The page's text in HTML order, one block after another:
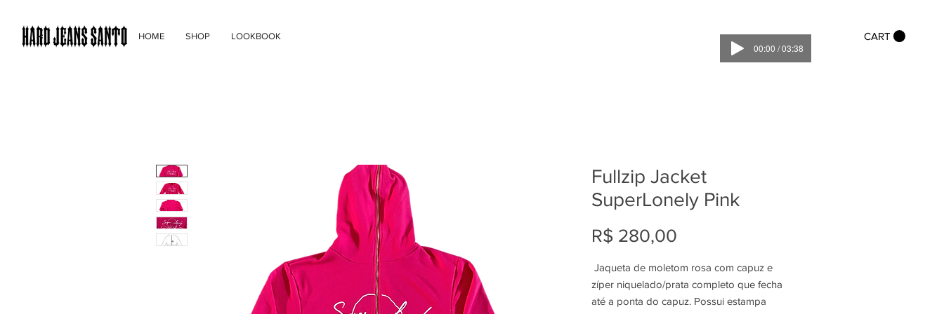
HOME SHOP LOOKBOOK CART
Fullzip Jacket
SuperLonely Pink
R$ 280,00
Jaqueta de moletom rosa com capuz e
zíper niquelado/prata completo que fecha
até a ponta do capuz. Possui estampa
00:00 / 03:38